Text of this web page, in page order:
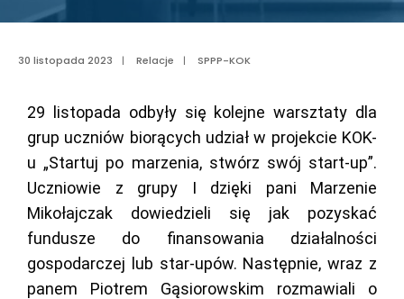
30 listopada 2023 | Relacje | SPPP-KOK
29 listopada odbyły się kolejne warsztaty dla
grup uczniów biorących udział w projekcie KOK-
u „Startuj po marzenia, stwórz swój start-up”.
Uczniowie z grupy I dzięki pani Marzenie
Mikołajczak dowiedzieli się jak pozyskać
fundusze do finansowania działalności
gospodarczej lub star-upów. Następnie, wraz z
panem Piotrem Gąsiorowskim rozmawiali o